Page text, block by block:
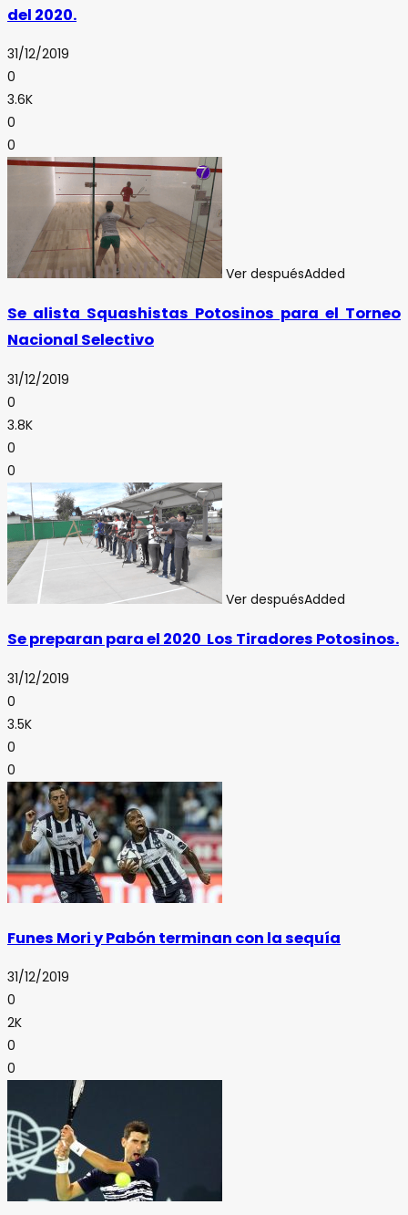
del 2020.
31/12/2019
0
3.6K
0
0
Ver despuésAdded
Se alista Squashistas Potosinos para el Torneo
Nacional Selectivo
31/12/2019
0
3.8K
0
0
Ver despuésAdded
Se preparan para el 2020 Los Tiradores Potosinos.
31/12/2019
0
3.5K
0
0
Funes Mori y Pabón terminan con la sequía
31/12/2019
0
2K
0
0